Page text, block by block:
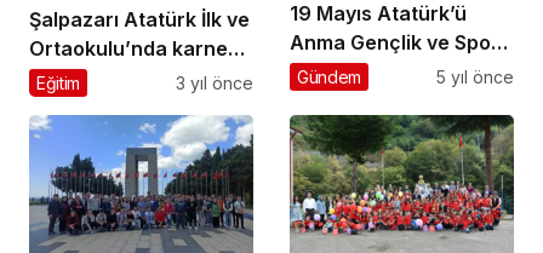
Şalpazarı Atatürk İlk ve
Ortaokulu’nda karne
heyecanı
Eğitim 3 yıl önce
19 Mayıs Atatürk’ü
Anma Gençlik ve Spor
Bayramı’nın 102. yıl
Gündem 5 yıl önce